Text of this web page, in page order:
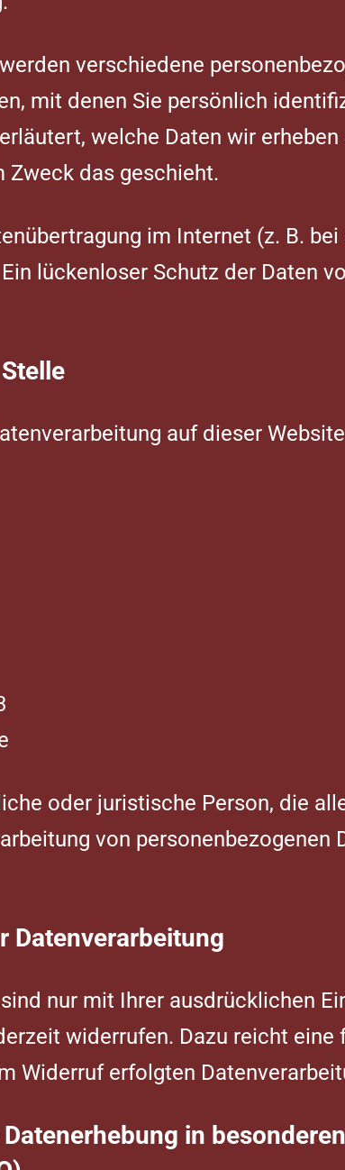
verschiedene
mit denen Sie persönlich
welche Daten wir
Zweck das geschieht.
im Internet (z. B.
lückenloser Schutz der Daten
auf dieser
oder juristische Person, die
von personenbezogenen
Datenverarbeitung
nur mit Ihrer ausdrücklichen
widerrufen. Dazu reicht
Widerruf erfolgten
in